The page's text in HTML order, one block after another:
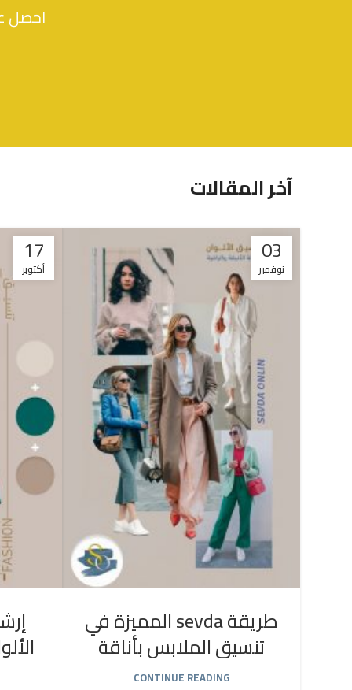
احصل
آخر المقالات
03
نوفمبر
طريقة sevda المميزة في
تنسيق الملابس بأناقة
CONTINUE READING
17
أكتوبر